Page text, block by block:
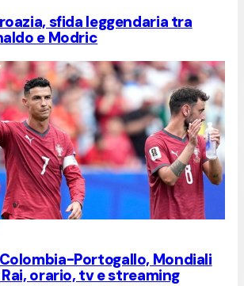
sfida leggendaria tra
e Modric
Portogallo, Mondiali
orario, tv e streaming